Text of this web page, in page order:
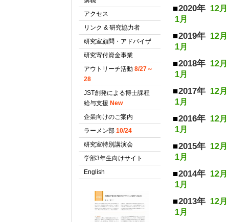
2020年 12月
1月
2019年 12月
1月
2018年 12月
1月
2017年 12月
1月
2016年 12月
1月
2015年 12月
1月
2014年 12月
1月
2013年 12月
1月